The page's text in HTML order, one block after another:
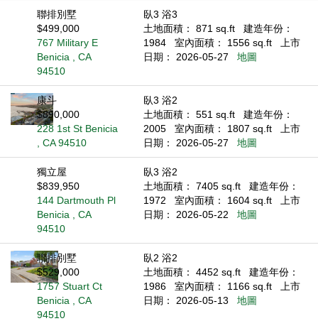
聯排別墅
$499,000
767 Military E
Benicia , CA
94510
臥3 浴3
土地面積： 871 sq.ft
建造年份：
1984
室內面積： 1556 sq.ft
上市
日期： 2026-05-27
地圖
康斗
$890,000
228 1st St Benicia
, CA 94510
臥3 浴2
土地面積： 551 sq.ft
建造年份：
2005
室內面積： 1807 sq.ft
上市
日期： 2026-05-27
地圖
獨立屋
$839,950
144 Dartmouth Pl
Benicia , CA
94510
臥3 浴2
土地面積： 7405 sq.ft
建造年份：
1972
室內面積： 1604 sq.ft
上市
日期： 2026-05-22
地圖
聯排別墅
$529,000
1757 Stuart Ct
Benicia , CA
94510
臥2 浴2
土地面積： 4452 sq.ft
建造年份：
1986
室內面積： 1166 sq.ft
上市
日期： 2026-05-13
地圖